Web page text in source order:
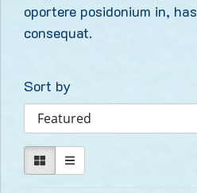
oportere posidonium in,
consequat.
Sort by